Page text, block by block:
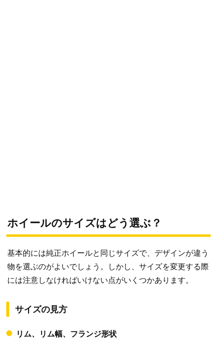
ホイールのサイズはどう選ぶ？
基本的には純正ホイールと同じサイズで、デザインが違う
物を選ぶのがよいでしょう。しかし、サイズを変更する際
には注意しなければいけない点がいくつかあります。
サイズの見方
リム、リム幅、フランジ形状